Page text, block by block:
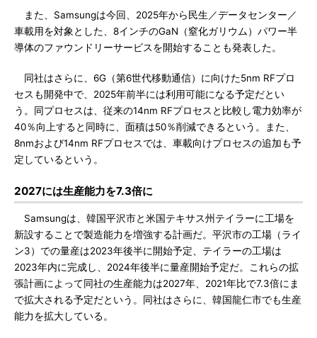
また、Samsungは今回、2025年から民生／データセンター／
車載用を対象とした、8インチのGaN（窒化ガリウム）パワー半
導体のファウンドリーサービスを開始することも発表した。
同社はさらに、6G（第6世代移動通信）に向けた5nm RFプロ
セスも開発中で、2025年前半には利用可能になる予定だとい
う。同プロセスは、従来の14nm RFプロセスと比較し電力効率が
40％向上すると同時に、面積は50％削減できるという。また、
8nmおよび14nm RFプロセスでは、車載向けプロセスの追加も予
定しているという。
2027には生産能力を7.3倍に
Samsungは、韓国平沢市と米国テキサス州テイラーに工場を
新設することで製造能力を増強する計画だ。平沢市の工場（ライ
ン3）での量産は2023年後半に開始予定、テイラーの工場は
2023年内に完成し、2024年後半に量産開始予定だ。これらの拡
張計画によって同社の生産能力は2027年、2021年比で7.3倍にま
で拡大される予定だという。同社はさらに、韓国龍仁市でも生産
能力を拡大している。